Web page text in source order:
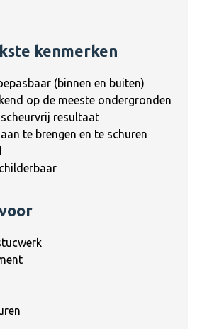
kenmerken
(binnen en buiten)
op de meeste ondergronden
resultaat
te brengen en te schuren